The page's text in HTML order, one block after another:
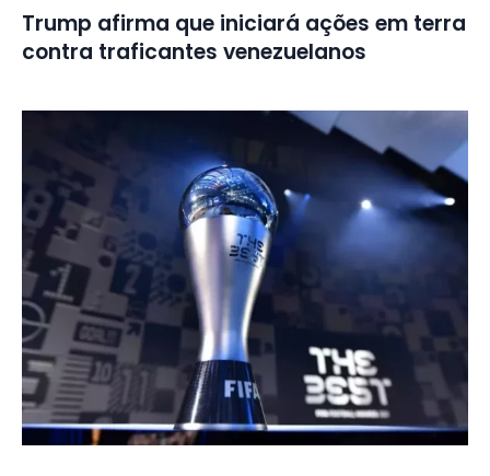
Trump afirma que iniciará ações em terra
contra traficantes venezuelanos